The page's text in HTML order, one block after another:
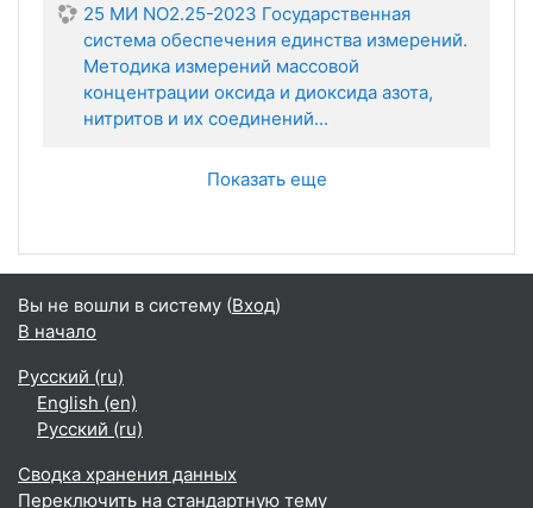
25 МИ NО2.25-2023 Государственная
система обеспечения единства измерений.
Методика измерений массовой
концентрации оксида и диоксида азота,
нитритов и их соединений...
Показать еще
Вы не вошли в систему (Вход)
В начало
Русский ‎(ru)‎
English ‎(en)‎
Русский ‎(ru)‎
Сводка хранения данных
Переключить на стандартную тему